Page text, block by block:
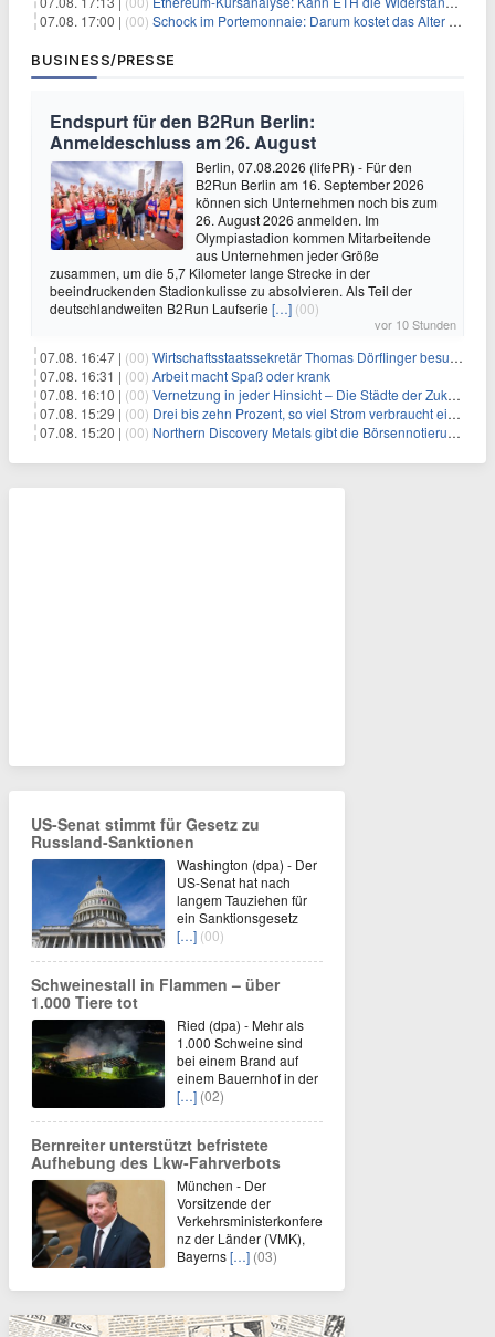
07.08. 17:00 | (00) Schock im Portemonnaie: Darum kostet das Alter deutlich mehr als Sie denken
BUSINESS/PRESSE
Endspurt für den B2Run Berlin:
Anmeldeschluss am 26. August
Berlin, 07.08.2026 (lifePR) - Für den
B2Run Berlin am 16. September 2026
können sich Unternehmen noch bis zum
26. August 2026 anmelden. Im
Olympiastadion kommen Mitarbeitende
aus Unternehmen jeder Größe
zusammen, um die 5,7 Kilometer lange Strecke in der
beeindruckenden Stadionkulisse zu absolvieren. Als Teil der
deutschlandweiten B2Run Laufserie […] (00)
vor 10 Stunden
07.08. 16:47 | (00) Wirtschaftsstaatssekretär Thomas Dörflinger besucht Handwerksbetrieb im Kammerbezirk Freiburg
07.08. 16:31 | (00) Arbeit macht Spaß oder krank
07.08. 16:10 | (00) Vernetzung in jeder Hinsicht – Die Städte der Zukunft sind grün-blau
07.08. 15:29 | (00) Drei bis zehn Prozent, so viel Strom verbraucht ein Aufzug im Gebäude
07.08. 15:20 | (00) Northern Discovery Metals gibt die Börsennotierung an der Frankfurter Wertpapierbörse bekannt
US-Senat stimmt für Gesetz zu
Russland-Sanktionen
Washington (dpa) - Der
US-Senat hat nach
langem Tauziehen für
ein Sanktionsgesetz
[…] (00)
Schweinestall in Flammen – über
1.000 Tiere tot
Ried (dpa) - Mehr als
1.000 Schweine sind
bei einem Brand auf
einem Bauernhof in der
[…] (02)
Bernreiter unterstützt befristete
Aufhebung des Lkw-Fahrverbots
München - Der
Vorsitzende der
Verkehrsministerkonfere
nz der Länder (VMK),
Bayerns[…] (03)